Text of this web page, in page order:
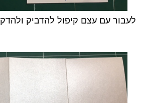
לעבור עם עצם קיפול להדביק ולהדק